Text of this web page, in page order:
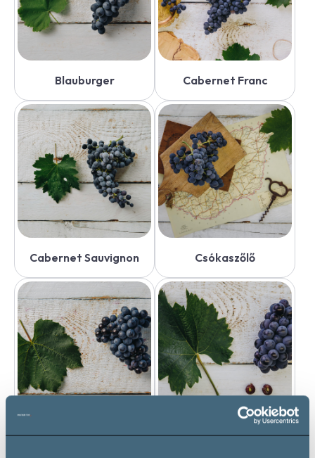
Blauburger Cabernet Franc
Cabernet Sauvignon Csókaszőlő
Gamay Noir Kadarka